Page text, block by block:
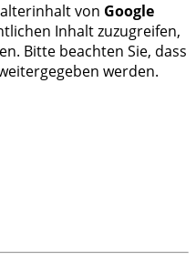
von Google
Inhalt zuzugreifen,
Bitte beachten Sie, dass
werden.